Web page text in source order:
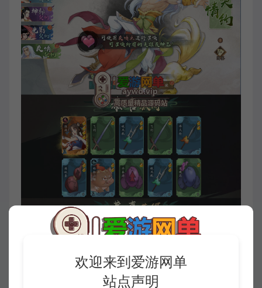
欢迎来到爱游网单
站点声明